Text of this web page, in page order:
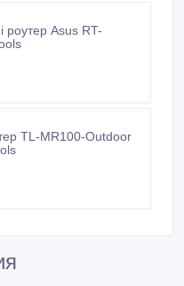
Asus RT-
TL-MR100-Outdoor